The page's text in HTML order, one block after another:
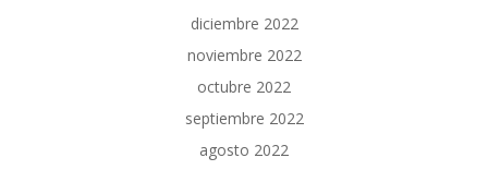
diciembre 2022
noviembre 2022
octubre 2022
septiembre 2022
agosto 2022